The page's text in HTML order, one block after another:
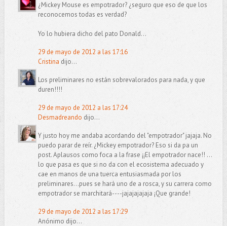
¿Mickey Mouse es empotrador? ¿seguro que eso de que los
reconocemos todas es verdad?
Yo lo hubiera dicho del pato Donald...
29 de mayo de 2012 a las 17:16
Cristina dijo...
Los preliminares no están sobrevalorados para nada, y que
duren!!!!
29 de mayo de 2012 a las 17:24
Desmadreando dijo...
Y justo hoy me andaba acordando del "empotrador" jajaja. No
puedo parar de reír. ¿Mickey empotrador? Eso si da pa un
post. Aplausos como foca a la frase ¡¡El empotrador nace!! …
lo que pasa es que si no da con el ecosistema adecuado y
cae en manos de una tuerca entusiasmada por los
preliminares…pues se hará uno de a rosca, y su carrera como
empotrador se marchitará----jajajajajaja ¡Que grande!
29 de mayo de 2012 a las 17:29
Anónimo dijo...